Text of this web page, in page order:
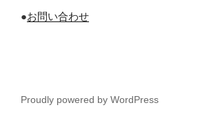
●お問い合わせ
Proudly powered by WordPress